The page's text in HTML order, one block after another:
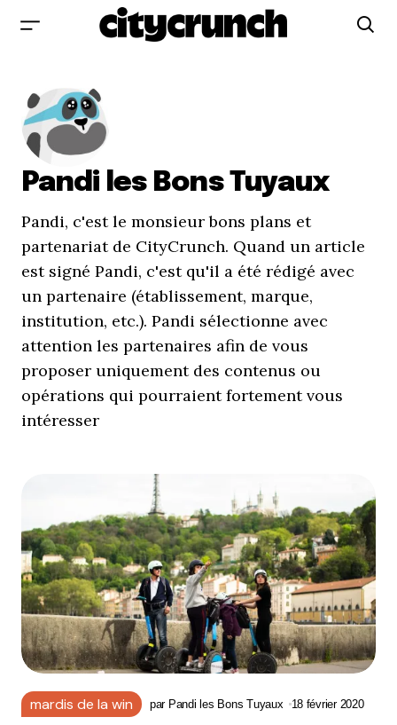
Pandi les Bons Tuyaux
Pandi, c'est le monsieur bons plans et
partenariat de CityCrunch. Quand un article
est signé Pandi, c'est qu'il a été rédigé avec
un partenaire (établissement, marque,
institution, etc.). Pandi sélectionne avec
attention les partenaires afin de vous
proposer uniquement des contenus ou
opérations qui pourraient fortement vous
intéresser
mardis de la win par Pandi les Bons Tuyaux 18 février 2020